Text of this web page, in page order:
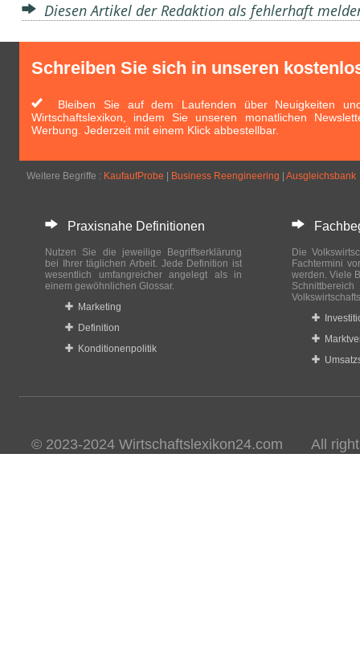
Diesen Artikel der Redaktion als fehlerhaft
Schreiben Sie sich in unseren
Bleiben Sie auf dem Laufenden über Neuigkeiten
Wirtschaftslexikon, indem Sie unseren monatlichen
Werbung. Jederzeit mit einem Klick abbestellbar.
Weitere Begriffe : KaufaufProbe Business Reengineering Ausgleichsbank
Praxisnahe Definitionen
Nutzen Sie die jeweilige Begriffserklärung
bei Ihrer täglichen Arbeit. Jede Definition ist
wesentlich umfangreicher angelegt als in
einem gewöhnlichen Glossar.
Marketing
Definition
Konditionenpolitik
Die
Fachtermini
werden. Viele
© 2023-2024 Wirtschaftslexikon24.com All